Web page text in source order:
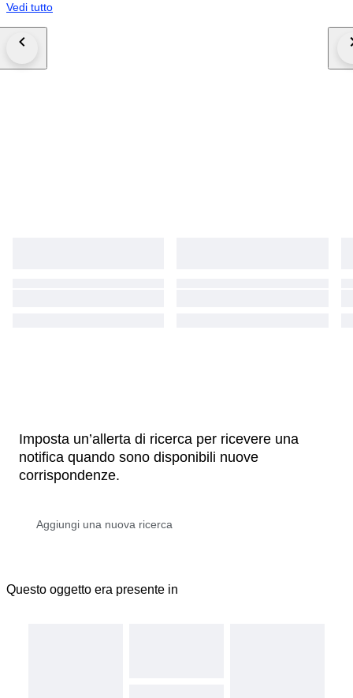
Vedi tutto
Imposta un’allerta di ricerca per ricevere una
notifica quando sono disponibili nuove
corrispondenze.
Questo oggetto era presente in